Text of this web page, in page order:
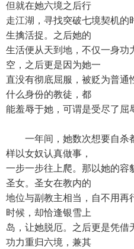
但就在她六境之后行
走江湖，寻找突破七境契机的
生擒活捉。之后她的
生活便从天到地，不仅一身功
空，之后更是因为她一
直没有彻底屈服，被贬为普通
什么身份的教徒，都
能羞辱于她，可谓是受尽了屈
一年间，她数次想要自杀
样以女奴认真做事，
一步一步往上爬。那以她的容
圣女。圣女在教内的
地位与副教主相当，自不用再
时候，却恰逢银雪上
岛，让她脱厄。之后更是凭借
功力重归六境，兼其